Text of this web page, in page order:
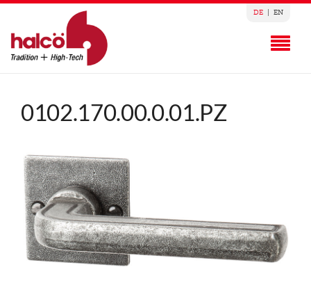
DE EN
0102.170.00.0.01.PZ